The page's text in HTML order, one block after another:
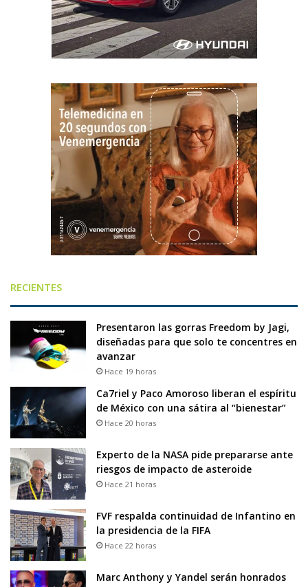
RECIENTES
Presentaron las gorras Freedom by Jagi,
diseñadas para que solo te concentres en
avanzar
Hace 19 horas
Ca7riel y Paco Amoroso liberan el espíritu
de México con una sátira al “bienestar”
Hace 20 horas
Experto de la NASA pide prepararse ante
riesgos de impacto de asteroide
Hace 21 horas
FVF respalda continuidad de Infantino en
la presidencia de la FIFA
Hace 22 horas
Marc Anthony y Yandel serán honrados